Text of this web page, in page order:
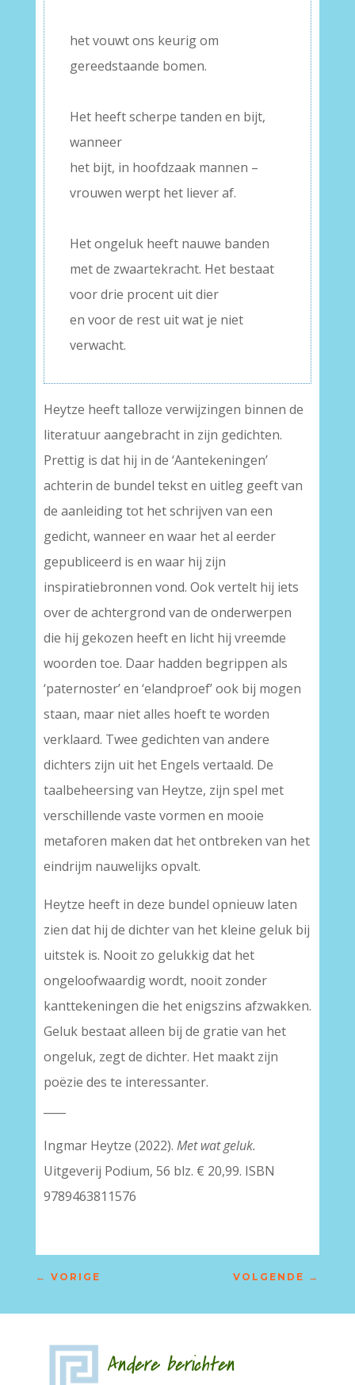
het vouwt ons keurig om
gereedstaande bomen.
Het heeft scherpe tanden en bijt,
wanneer
het bijt, in hoofdzaak mannen –
vrouwen werpt het liever af.
Het ongeluk heeft nauwe banden
met de zwaartekracht. Het bestaat
voor drie procent uit dier
en voor de rest uit wat je niet
verwacht.
Heytze heeft talloze verwijzingen binnen de
literatuur aangebracht in zijn gedichten.
Prettig is dat hij in de ‘Aantekeningen’
achterin de bundel tekst en uitleg geeft van
de aanleiding tot het schrijven van een
gedicht, wanneer en waar het al eerder
gepubliceerd is en waar hij zijn
inspiratiebronnen vond. Ook vertelt hij iets
over de achtergrond van de onderwerpen
die hij gekozen heeft en licht hij vreemde
woorden toe. Daar hadden begrippen als
‘paternoster’ en ‘elandproef’ ook bij mogen
staan, maar niet alles hoeft te worden
verklaard. Twee gedichten van andere
dichters zijn uit het Engels vertaald. De
taalbeheersing van Heytze, zijn spel met
verschillende vaste vormen en mooie
metaforen maken dat het ontbreken van het
eindrijm nauwelijks opvalt.
Heytze heeft in deze bundel opnieuw laten
zien dat hij de dichter van het kleine geluk bij
uitstek is. Nooit zo gelukkig dat het
ongeloofwaardig wordt, nooit zonder
kanttekeningen die het enigszins afzwakken.
Geluk bestaat alleen bij de gratie van het
ongeluk, zegt de dichter. Het maakt zijn
poëzie des te interessanter.
Ingmar Heytze (2022). Met wat geluk.
Uitgeverij Podium, 56 blz. € 20,99. ISBN
9789463811576
← VORIGE VOLGENDE →
Andere berichten